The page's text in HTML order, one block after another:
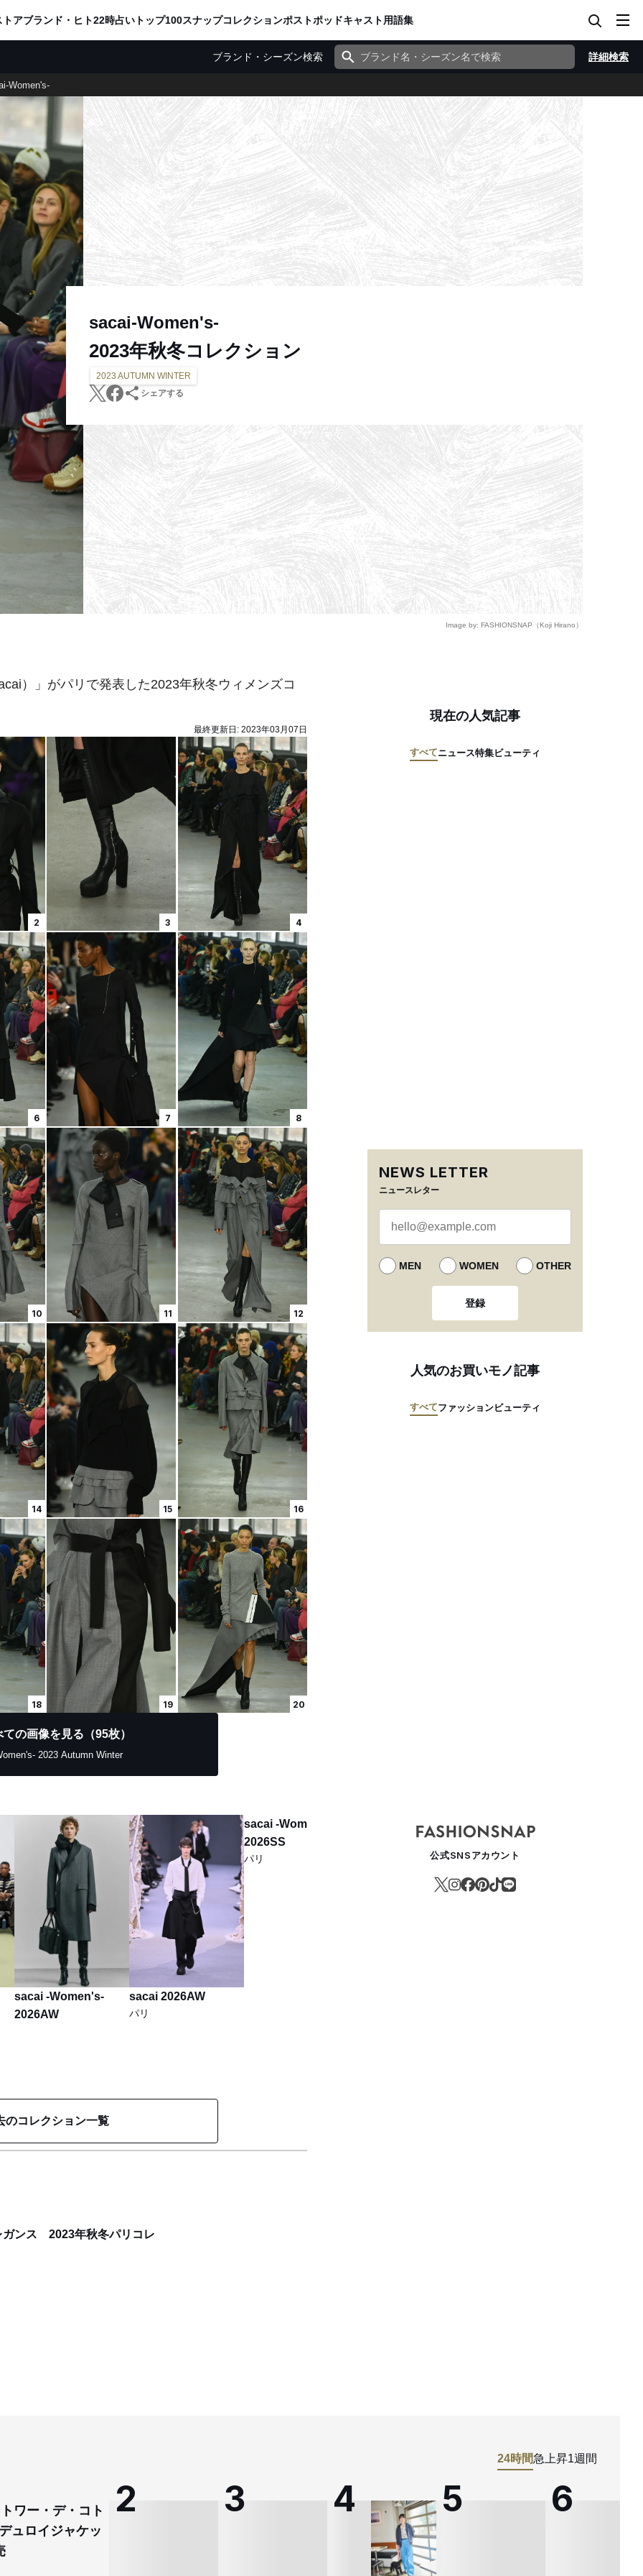
トアブランド・ヒト22時占い トップ100スナップコレクションポストポッドキャスト用語集
ブランド・シーズン検索 詳細検索
Women's-
sacai-Women's-
2023年秋冬コレクション
2023 AUTUMN WINTER
シェアする
Image by: FASHIONSNAP（Koji Hirano）
）」がパリで発表した2023年秋冬ウィメンズコ
最終更新日: 2023年03月07日
2 3 4
6 7 8
10 11 12
14 15 16
18 19 20
ての画像を見る（95枚）
2023 Autumn Winter
sacai -Women's-
2026AW
sacai 2026AW
パリ
sacai -Women's-
2026SS
パリ
sacai 2026SS
sacai -Women's-
2026 Spring
Collection
パリ
のコレクション一覧
ガンス 2023年秋冬パリコレ
現在の人気記事
すべてニュース特集ビューティ
NEWS LETTER
ニュースレター
MEN WOMEN OTHER
登録
人気のお買いモノ記事
すべてファッションビューティ
公式SNSアカウント
24時間急上昇1週間
ワー・デ・コト
ュロイジャケッ